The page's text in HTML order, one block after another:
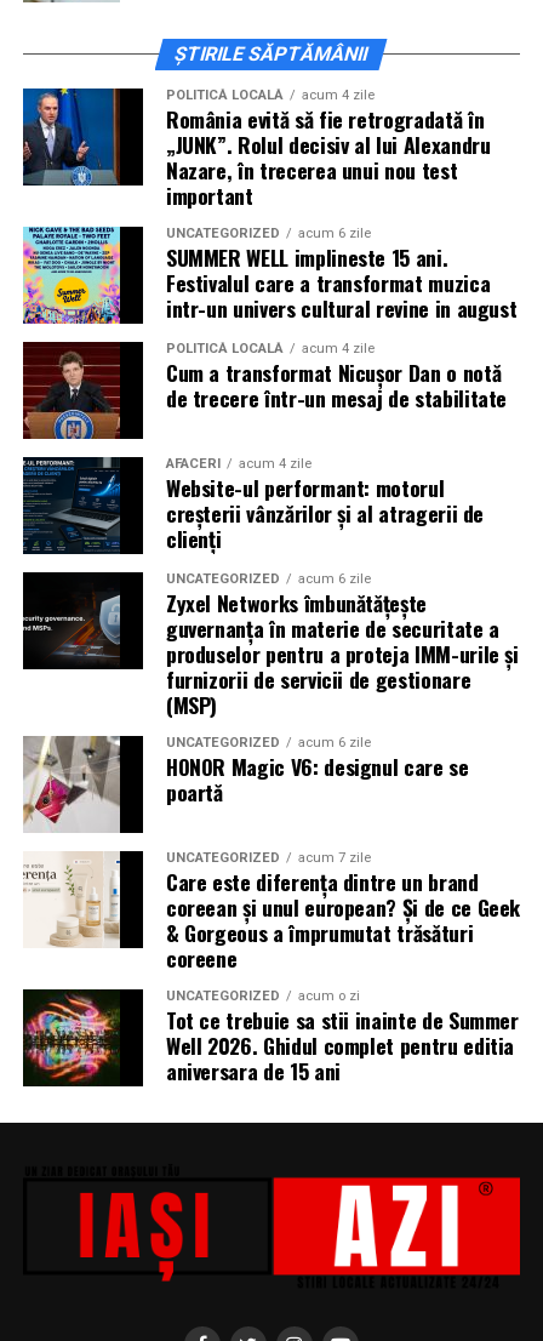
Mall pe 16 februarie de la ora 18:00.
ActoriiVlad Gherman, Oana Gherman și Ioana
Ginghină
vin la întâlnirea cu publicul dinCinema City
Vivo! Pitești pe 17 februarie, de la 18:30și vor
participa la o discuție după proiecție, alături de
Paul Decu.
Caravana„În pielea mea”ajunge laCinema City
Shopping City Ploiești, pe 18 februarie,de la 18:30, la
proiecția specială introdusă de regizorulPaul Decu,
alături de actoriiIoana State, Vlad și Oana Gherman,
Azaleea Necula și Gabriel Vatavu.
O comedie actuală și spumoasă, filmul
mea”este distribuit de T.R.I.B.E. Films.
TRAILER:https://bit.ly/InPieleaMea
Site oficial:inpieleamea.ro
Mai multe detalii, imagini de la filmări, fragmente din
film, declarații din partea actorilor și informații despre
concursuri sunt disponibile pe paginile social media ale
Facebook,Instagram,TikTok .
Adrian Pădurețu semnează imaginea filmului. De sunet
s-a ocupat Bogdan Ivanovici, de scenografie Anca
Miron, iar de costume Francisca Vass.
„În Pielea Mea”este un film produs de: CB MOTION
PICTURES.
Producător asociat: MAGNETIC MEDIA PRODUCTIONS
Producător: Claudiu Boboc
Producător executiv: Adela Mara
Manager producție: Iulia Cezara Roșu
Realizat cu sprijinul:
Co-finanțatori:C&C HOUSE RESIDENCE, S&I BEST
CORPORATION WEB DESIGN, CLIMA FREON
ȘTIRILE SĂPTĂMÂNII
POLITICĂ LOCALĂ acum 4 zile
România evită să fie retrogradată în
„JUNK”. Rolul decisiv al lui Alexandru
Nazare, în trecerea unui nou test
important
UNCATEGORIZED acum 6 zile
SUMMER WELL implineste 15 ani.
Festivalul care a transformat muzica
intr-un univers cultural revine in august
POLITICĂ LOCALĂ acum 4 zile
Cum a transformat Nicușor Dan o notă
de trecere într-un mesaj de stabilitate
AFACERI acum 4 zile
Website-ul performant: motorul
creșterii vânzărilor și al atragerii de
clienți
UNCATEGORIZED acum 6 zile
Zyxel Networks îmbunătățește
guvernanța în materie de securitate a
produselor pentru a proteja IMM-urile și
furnizorii de servicii de gestionare
(MSP)
UNCATEGORIZED acum 6 zile
HONOR Magic V6: designul care se
poartă
UNCATEGORIZED acum 7 zile
Care este diferența dintre un brand
coreean și unul european? Și de ce Geek
& Gorgeous a împrumutat trăsături
coreene
UNCATEGORIZED acum o zi
Tot ce trebuie sa stii inainte de Summer
Well 2026. Ghidul complet pentru editia
aniversara de 15 ani